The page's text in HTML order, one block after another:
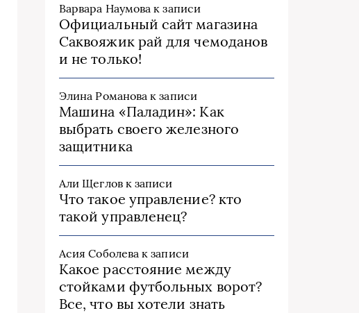
Варвара Наумова к записи
Официальный сайт магазина
Саквояжик рай для чемоданов
и не только!
Элина Романова к записи
Машина «Паладин»: Как
выбрать своего железного
защитника
Али Щегловк записи
Что такое управление? кто
такой управленец?
Асия Соболева к записи
Какое расстояние между
стойками футбольных ворот?
Все, что вы хотели знать